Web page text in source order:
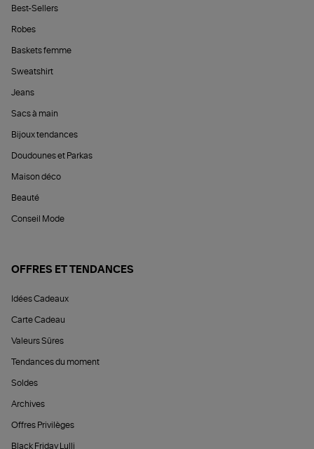
Best-Sellers
Robes
Baskets femme
Sweatshirt
Jeans
Sacs à main
Bijoux tendances
Doudounes et Parkas
Maison déco
Beauté
Conseil Mode
OFFRES ET TENDANCES
Idées Cadeaux
Carte Cadeau
Valeurs Sûres
Tendances du moment
Soldes
Archives
Offres Privilèges
Black Friday Lulli